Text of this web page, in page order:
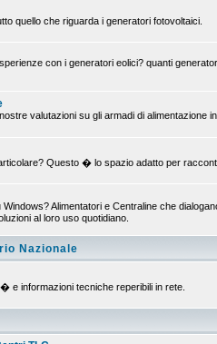
quello che riguarda i generatori fotovoltaici.
con i generatori eolici? quanti
valutazioni su gli armadi di alimentazione
Questo � lo spazio adatto per
Alimentatori e Centraline che
al loro uso quotidiano.
Nazionale
e informazioni tecniche reperibili in rete.